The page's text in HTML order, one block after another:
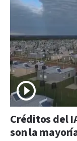
Créditos del
son la